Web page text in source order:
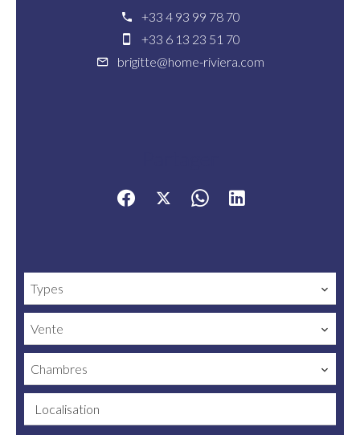
+33 4 93 99 78 70
+33 6 13 23 51 70
brigitte@home-riviera.com
Types
Vente
Chambres
Localisation